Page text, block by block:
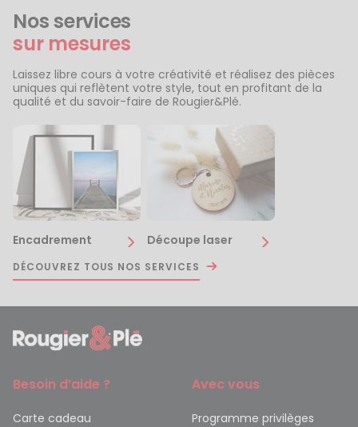
Nos services
sur mesures
Laissez libre cours à votre créativité et réalisez des pièces
uniques qui reflètent votre style, tout en profitant de la
qualité et du savoir-faire de Rougier&Plé.
Encadrement Découpe laser
DÉCOUVREZ TOUS NOS SERVICES
Besoin d’aide ?
Carte cadeau
Avec vous
Programme privilèges